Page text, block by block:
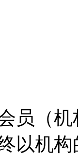
员（
以机